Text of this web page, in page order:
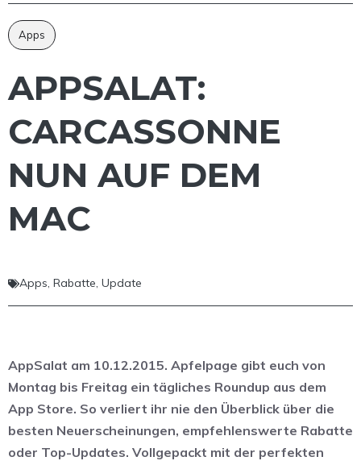
Apps
APPSALAT:
CARCASSONNE
NUN AUF DEM
MAC
Apps, Rabatte, Update
AppSalat am 10.12.2015. Apfelpage gibt euch von
Montag bis Freitag ein tägliches Roundup aus dem
App Store. So verliert ihr nie den Überblick über die
besten Neuerscheinungen, empfehlenswerte Rabatte
oder Top-Updates. Vollgepackt mit der perfekten